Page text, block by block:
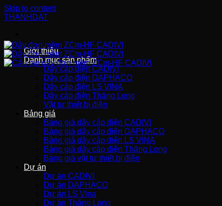
Skip to content
THANHDAT
Giới thiệu
Danh mục sản phẩm
Dây cáp điện CADIVI
Dây cáp điện DAPHACO
Dây cáp điện LS VINA
Dây cáp điện Thăng Long
Vật tư thiết bị điện
Bảng giá
Bảng giá dây cáp điện CADIVI
Bảng giá dây cáp điện DAPHACO
Bảng giá dây cáp điện LS VINA
Bảng giá dây cáp điện Thăng Long
Bảng giá vật tư thiết bị điện
Dự án
Dự án CADIVI
Dự án DAPHACO
Dự án LS Vina
Dự án Thăng Long